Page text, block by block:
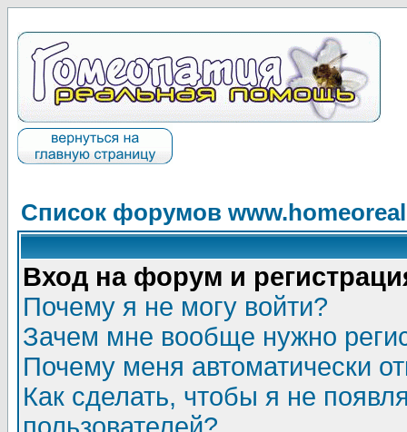
Список форумов
Вход на форум и
Почему я не могу войти?
Зачем мне вообще нужно
Почему меня автоматически
Как сделать, чтобы я не